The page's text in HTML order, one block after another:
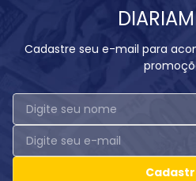
Cadastre seu e-mail para